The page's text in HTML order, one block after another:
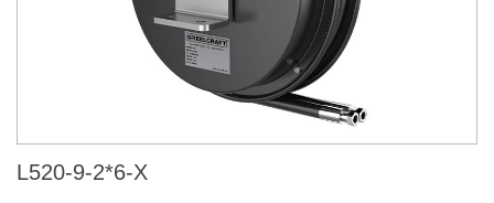
L520-9-2*6-X